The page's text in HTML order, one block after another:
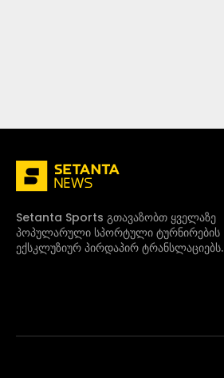
Setanta Sports გთავაზობთ ყველაზე
პოპულარული სპორტული ტურნირების
ექსკლუზიურ პირდაპირ ტრანსლაციებს.